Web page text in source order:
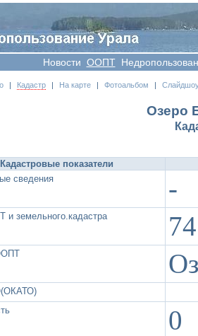
Новости OOПT
| Кадастр | На карте | Фотоальбом |
Озеро
Кадастровые показатели
сведения -
земельного.кадастра
0